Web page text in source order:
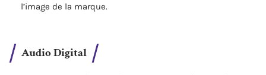
l’image de la marque.
Audio Digital